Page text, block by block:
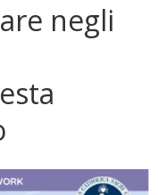
negli